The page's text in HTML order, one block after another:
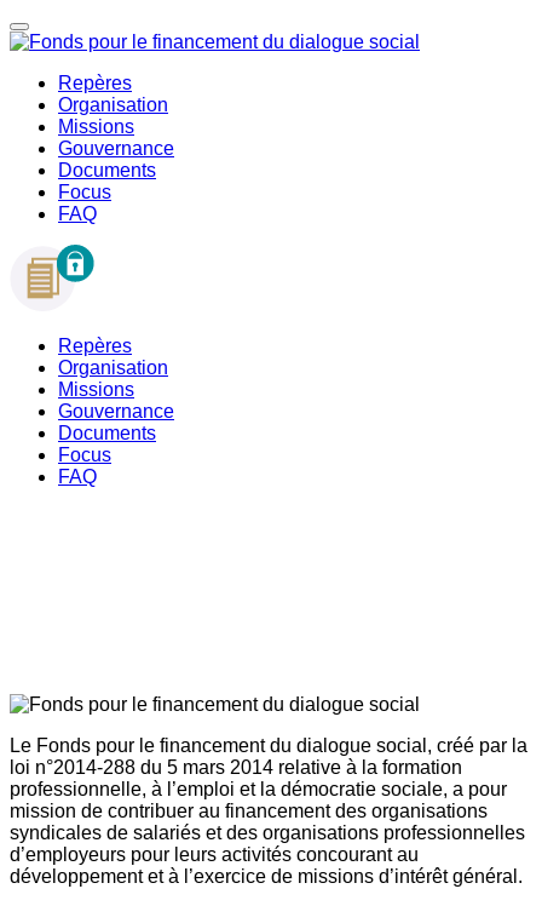
Repères
Organisation
Missions
Gouvernance
Documents
Focus
FAQ
Repères
Organisation
Missions
Gouvernance
Documents
Focus
FAQ
Le Fonds pour le financement du dialogue social, créé par la
loi n°2014-288 du 5 mars 2014 relative à la formation
professionnelle, à l’emploi et la démocratie sociale, a pour
mission de contribuer au financement des organisations
syndicales de salariés et des organisations professionnelles
d’employeurs pour leurs activités concourant au
développement et à l’exercice de missions d’intérêt général.